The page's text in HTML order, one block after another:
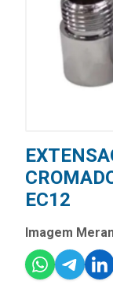
EC12
Imagem